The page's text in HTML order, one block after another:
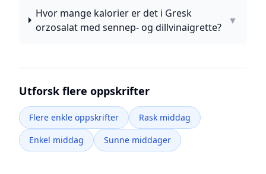
Hvor mange kalorier er det i Gresk
orzosalat med sennep- og dillvinaigrette?
▼
Utforsk flere oppskrifter
Flere enkle oppskrifter
Rask middag
Enkel middag
Sunne middager